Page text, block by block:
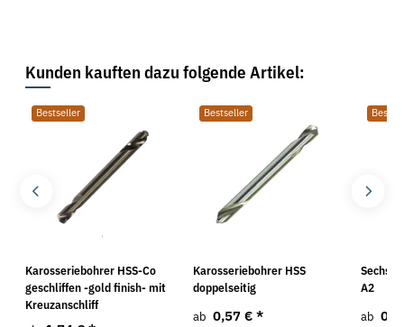
Kunden kauften dazu folgende Artikel:
Bestseller
Karosseriebohrer HSS-Co
geschliffen -gold finish- mit
Kreuzanschliff
Bestseller
Karosseriebohrer HSS
doppelseitig
ab 0,57 € *
A2
ab